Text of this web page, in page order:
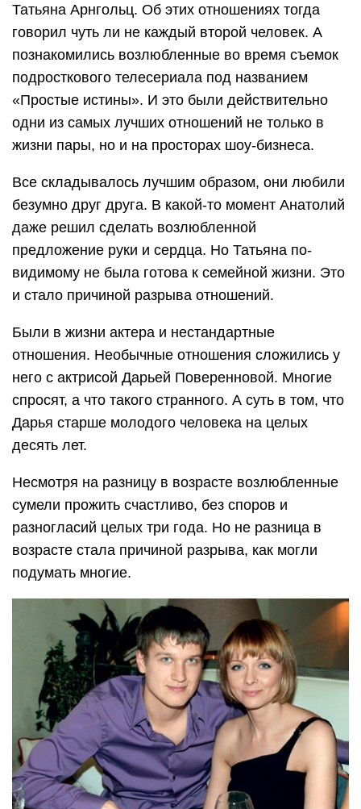
Татьяна Арнгольц. Об этих отношениях тогда
говорил чуть ли не каждый второй человек. А
познакомились возлюбленные во время съемок
подросткового телесериала под названием
«Простые истины». И это были действительно
одни из самых лучших отношений не только в
жизни пары, но и на просторах шоу-бизнеса.
Все складывалось лучшим образом, они любили
безумно друг друга. В какой-то момент Анатолий
даже решил сделать возлюбленной
предложение руки и сердца. Но Татьяна по-
видимому не была готова к семейной жизни. Это
и стало причиной разрыва отношений.
Были в жизни актера и нестандартные
отношения. Необычные отношения сложились у
него с актрисой Дарьей Поверенновой. Многие
спросят, а что такого странного. А суть в том, что
Дарья старше молодого человека на целых
десять лет.
Несмотря на разницу в возрасте возлюбленные
сумели прожить счастливо, без споров и
разногласий целых три года. Но не разница в
возрасте стала причиной разрыва, как могли
подумать многие.